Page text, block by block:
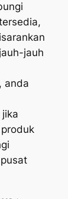
jauh
anda